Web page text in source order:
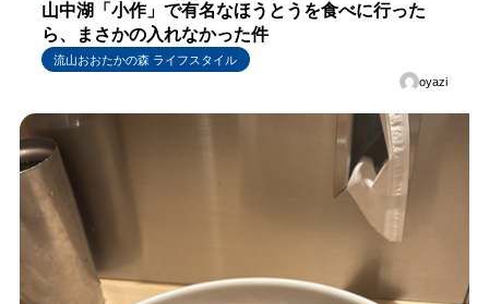
山中湖「小作」で有名なほうとうを食べに行った
ら、まさかの入れなかった件
流山おおたかの森 ライフスタイル
oyazi